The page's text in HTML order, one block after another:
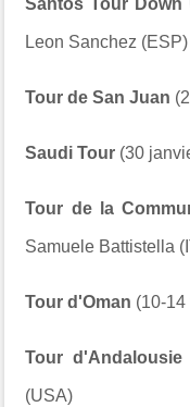
Leon Sanchez (ESP)
Tour de San Juan
Saudi Tour (30
Tour de la
Samuele Battistella
Tour d'Oman (10-
Tour d'Andalousie
(USA)